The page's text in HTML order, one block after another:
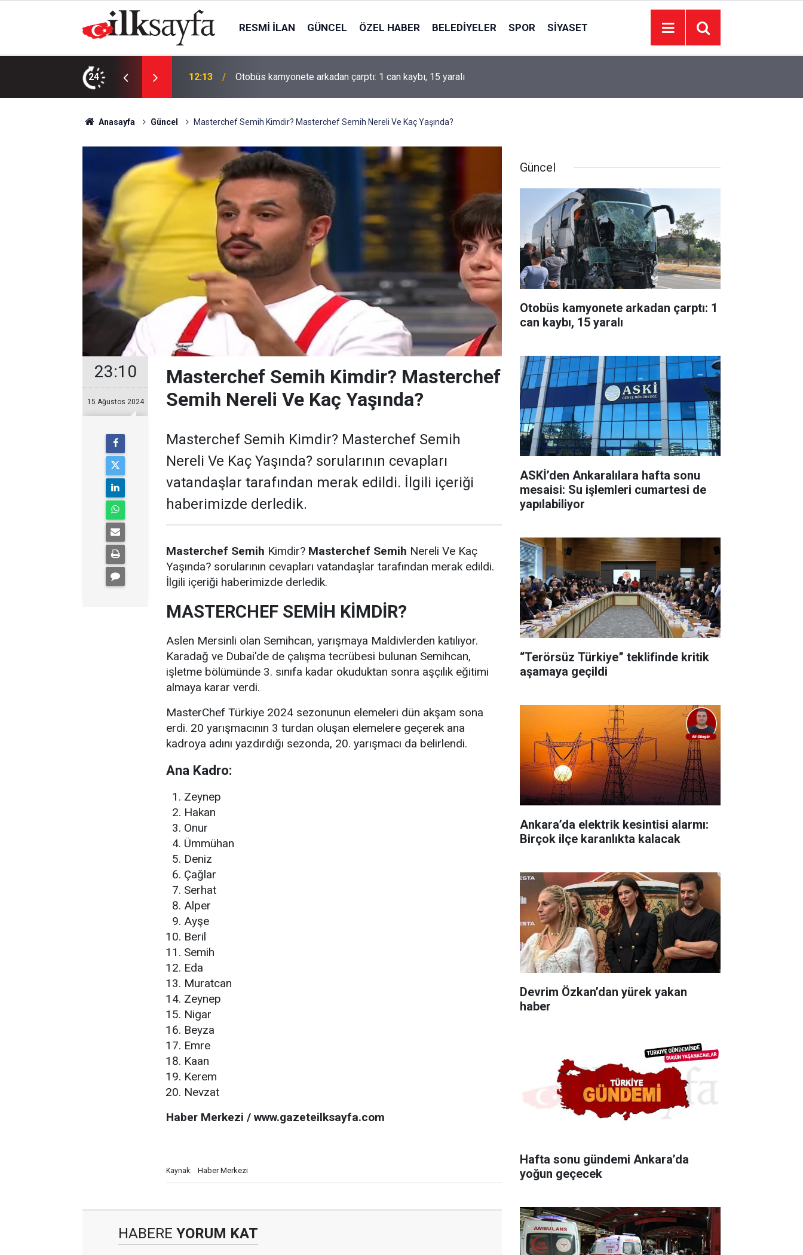
RESMI İLAN GÜNCEL ÖZEL HABER BELEDIYELER SPOR SIYASET
24
1 can kaybı, 15 yaralı 11:49 Uyutuluyor ve unutturuluyoruz
Anasayfa Güncel Masterchef Semih Kimdir? Masterchef Semih Nereli Ve Kaç Yaşında?
23:10
15 Ağustos 2024
Masterchef Semih Kimdir? Masterchef
Semih Nereli Ve Kaç Yaşında?
Masterchef Semih Kimdir? Masterchef Semih
Nereli Ve Kaç Yaşında? sorularının cevapları
vatandaşlar tarafından merak edildi. İlgili içeriği
haberimizde derledik.
Masterchef Semih Kimdir? Masterchef Semih Nereli Ve Kaç
Yaşında? sorularının cevapları vatandaşlar tarafından merak edildi.
İlgili içeriği haberimizde derledik.
MASTERCHEF SEMİH KİMDİR?
Aslen Mersinli olan Semihcan, yarışmaya Maldivlerden katılıyor.
Karadağ ve Dubai'de de çalışma tecrübesi bulunan Semihcan,
işletme bölümünde 3. sınıfa kadar okuduktan sonra aşçılık eğitimi
almaya karar verdi.
MasterChef Türkiye 2024 sezonunun elemeleri dün akşam sona
erdi. 20 yarışmacının 3 turdan oluşan elemelere geçerek ana
kadroya adını yazdırdığı sezonda, 20. yarışmacı da belirlendi.
Ana Kadro:
Zeynep
Hakan
Onur
Ümmühan
Deniz
Çağlar
Serhat
Alper
Ayşe
Beril
Semih
Eda
Muratcan
Zeynep
Nigar
Beyza
Emre
Kaan
Kerem
Nevzat
Haber Merkezi / www.gazeteilksayfa.com
Kaynak: Haber Merkezi
HABERE YORUM KAT
Güncel
Otobüs kamyonete arkadan çarptı: 1
can kaybı, 15 yaralı
ASKİ’den Ankaralılara hafta sonu
mesaisi: Su işlemleri cumartesi de
yapılabiliyor
“Terörsüz Türkiye” teklifinde kritik
aşamaya geçildi
Ankara’da elektrik kesintisi alarmı:
Birçok ilçe karanlıkta kalacak
Devrim Özkan’dan yürek yakan
haber
Hafta sonu gündemi Ankara’da
yoğun geçecek